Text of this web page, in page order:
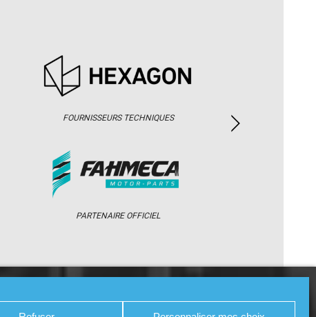
FOURNISSEURS TECHNIQUES
PARTENAIRE OFFICIEL
/ WEB TV PARTENAIRES PRESSE